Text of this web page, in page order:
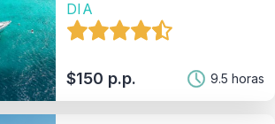
Show Results
DIA
$150 p.p. 9.5 horas